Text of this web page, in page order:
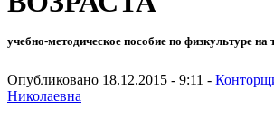
учебно-методическое пособие по физкультуре на
Опубликовано 18.12.2015 - 9:11 -
Николаевна